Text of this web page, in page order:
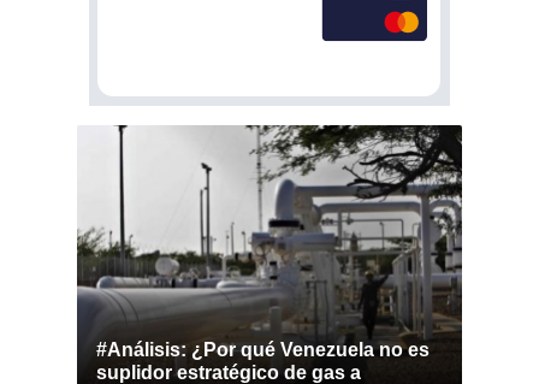
#Análisis: ¿Por qué Venezuela no es
suplidor estratégico de gas a